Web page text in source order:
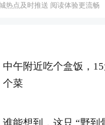
热点及时推送 阅读体验更流畅
中午附近吃个盒饭，
个菜